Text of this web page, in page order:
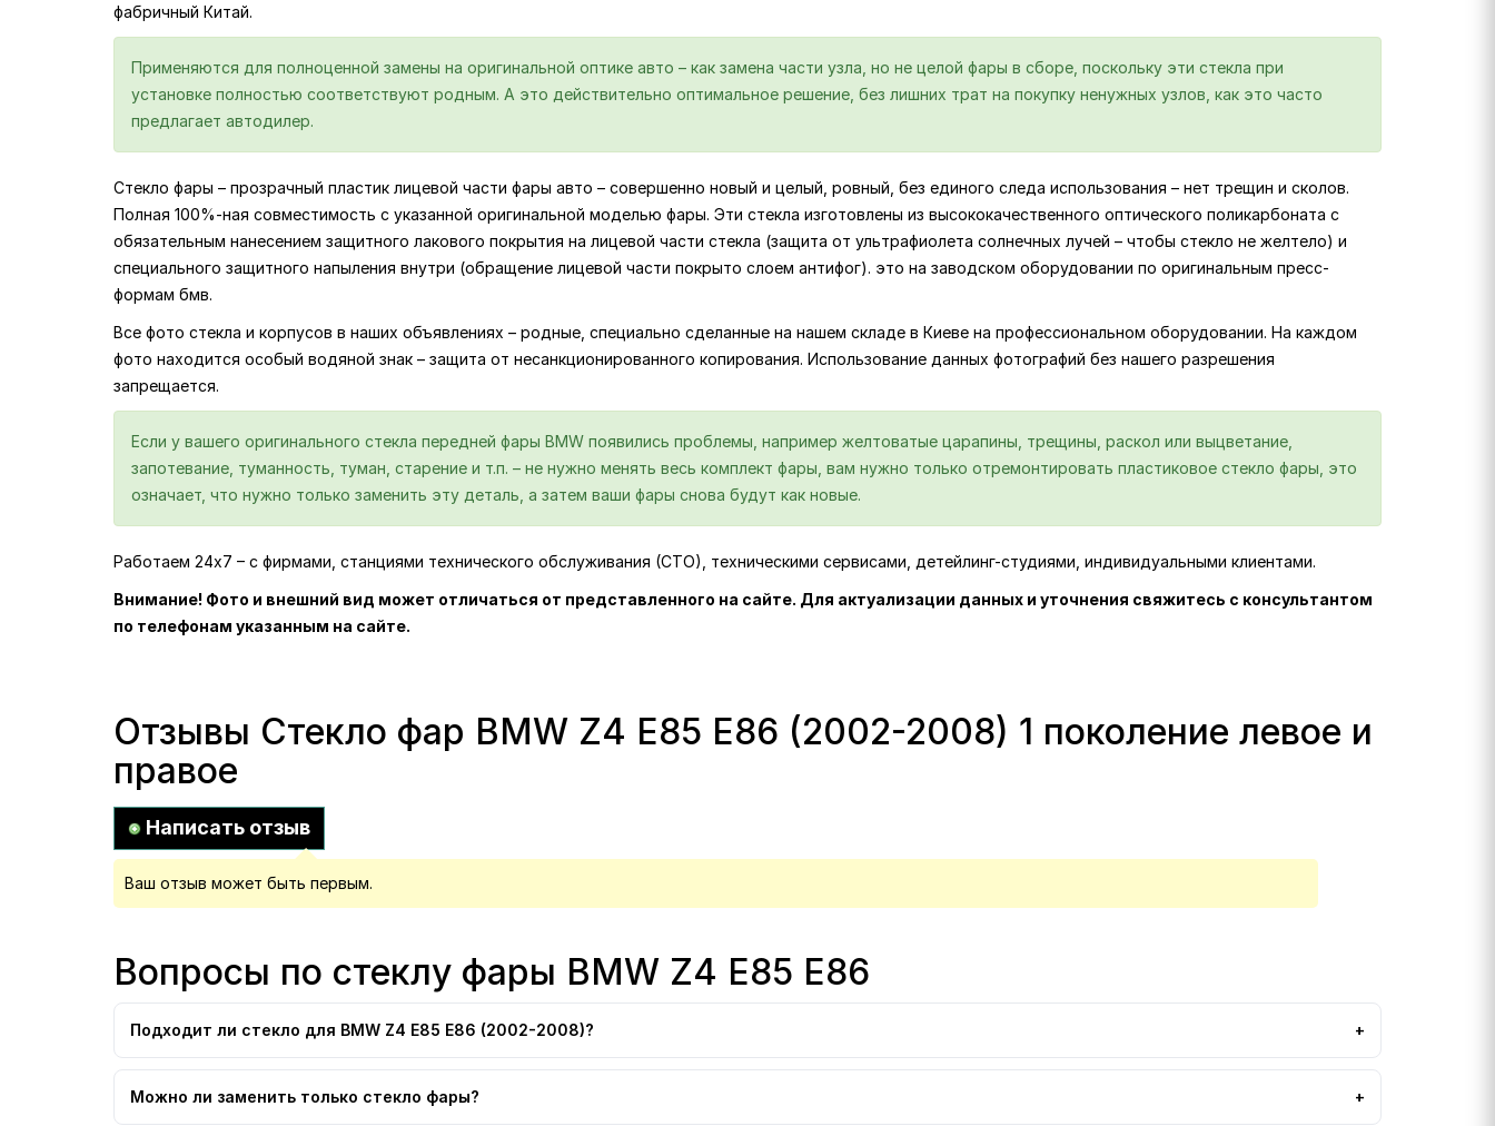
фабричный Китай.
Применяются для полноценной замены на оригинальной оптике авто – как замена части узла, но не целой фары в сборе, поскольку эти стекла при
установке полностью соответствуют родным. А это действительно оптимальное решение, без лишних трат на покупку ненужных узлов, как это часто
предлагает автодилер.
Стекло фары – прозрачный пластик лицевой части фары авто – совершенно новый и целый, ровный, без единого следа использования – нет трещин и сколов.
Полная 100%-ная совместимость с указанной оригинальной моделью фары. Эти стекла изготовлены из высококачественного оптического поликарбоната с
обязательным нанесением защитного лакового покрытия на лицевой части стекла (защита от ультрафиолета солнечных лучей – чтобы стекло не желтело) и
специального защитного напыления внутри (обращение лицевой части покрыто слоем антифог). это на заводском оборудовании по оригинальным пресс-
формам бмв.
Все фото стекла и корпусов в наших объявлениях – родные, специально сделанные на нашем складе в Киеве на профессиональном оборудовании. На каждом
фото находится особый водяной знак – защита от несанкционированного копирования. Использование данных фотографий без нашего разрешения
запрещается.
Если у вашего оригинального стекла передней фары BMW появились проблемы, например желтоватые царапины, трещины, раскол или выцветание,
запотевание, туманность, туман, старение и т.п. – не нужно менять весь комплект фары, вам нужно только отремонтировать пластиковое стекло фары, это
означает, что нужно только заменить эту деталь, а затем ваши фары снова будут как новые.
Работаем 24х7 – с фирмами, станциями технического обслуживания (СТО), техническими сервисами, детейлинг-студиями, индивидуальными клиентами.
Внимание! Фото и внешний вид может отличаться от представленного на сайте. Для актуализации данных и уточнения свяжитесь с консультантом
по телефонам указанным на сайте.
Отзывы Стекло фар BMW Z4 E85 E86 (2002-2008) 1 поколение левое и
правое
Написать отзыв
Ваш отзыв может быть первым.
Вопросы по стеклу фары BMW Z4 E85 E86
Подходит ли стекло для BMW Z4 E85 E86 (2002-2008)?
Можно ли заменить только стекло фары?